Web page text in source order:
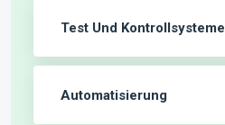
Test Und Kontrollsysteme
Automatisierung